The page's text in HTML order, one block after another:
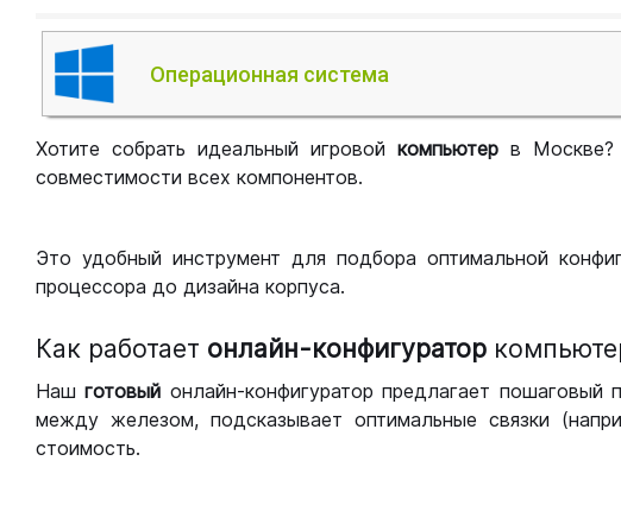
Операционная система
Хотите собрать идеальный игровой компьютер в
совместимости всех компонентов.
Это удобный инструмент для подбора оптимальной
процессора до дизайна корпуса.
Как работает онлайн-конфигуратор
Нашготовый онлайн-конфигуратор предлагает
между железом, подсказывает оптимальные связки
стоимость.